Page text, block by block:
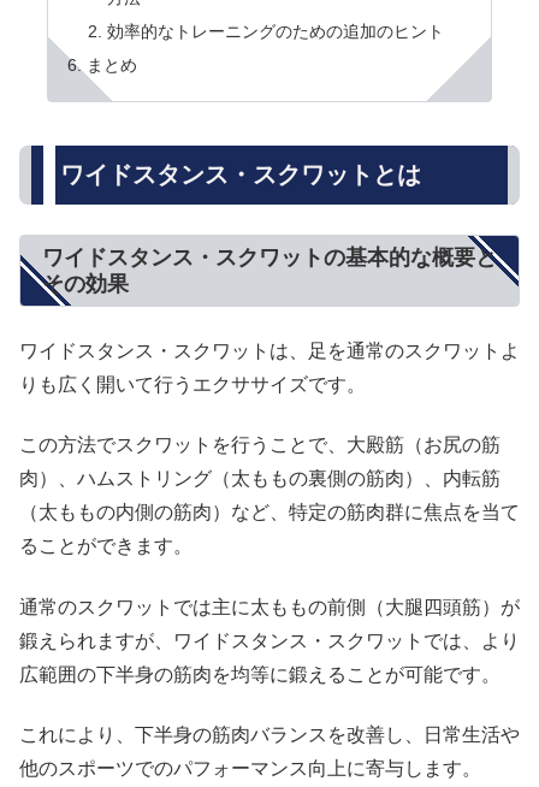
効率的なトレーニングのための追加のヒント
まとめ
ワイドスタンス・スクワットとは
ワイドスタンス・スクワットの基本的な概要と
その効果
ワイドスタンス・スクワットは、足を通常のスクワットよ
りも広く開いて行うエクササイズです。
この方法でスクワットを行うことで、大殿筋（お尻の筋
肉）、ハムストリング（太ももの裏側の筋肉）、内転筋
（太ももの内側の筋肉）など、特定の筋肉群に焦点を当て
ることができます。
通常のスクワットでは主に太ももの前側（大腿四頭筋）が
鍛えられますが、ワイドスタンス・スクワットでは、より
広範囲の下半身の筋肉を均等に鍛えることが可能です。
これにより、下半身の筋肉バランスを改善し、日常生活や
他のスポーツでのパフォーマンス向上に寄与します。